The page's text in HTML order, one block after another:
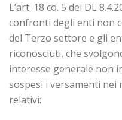
L’art. 18 co. 5 del DL
confronti degli enti non
del Terzo settore e gli
riconosciuti, che
interesse generale non
sospesi i versamenti nei
relativi: